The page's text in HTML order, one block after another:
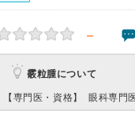
－
霰粒腫について
【専門医・資格】 眼科専門